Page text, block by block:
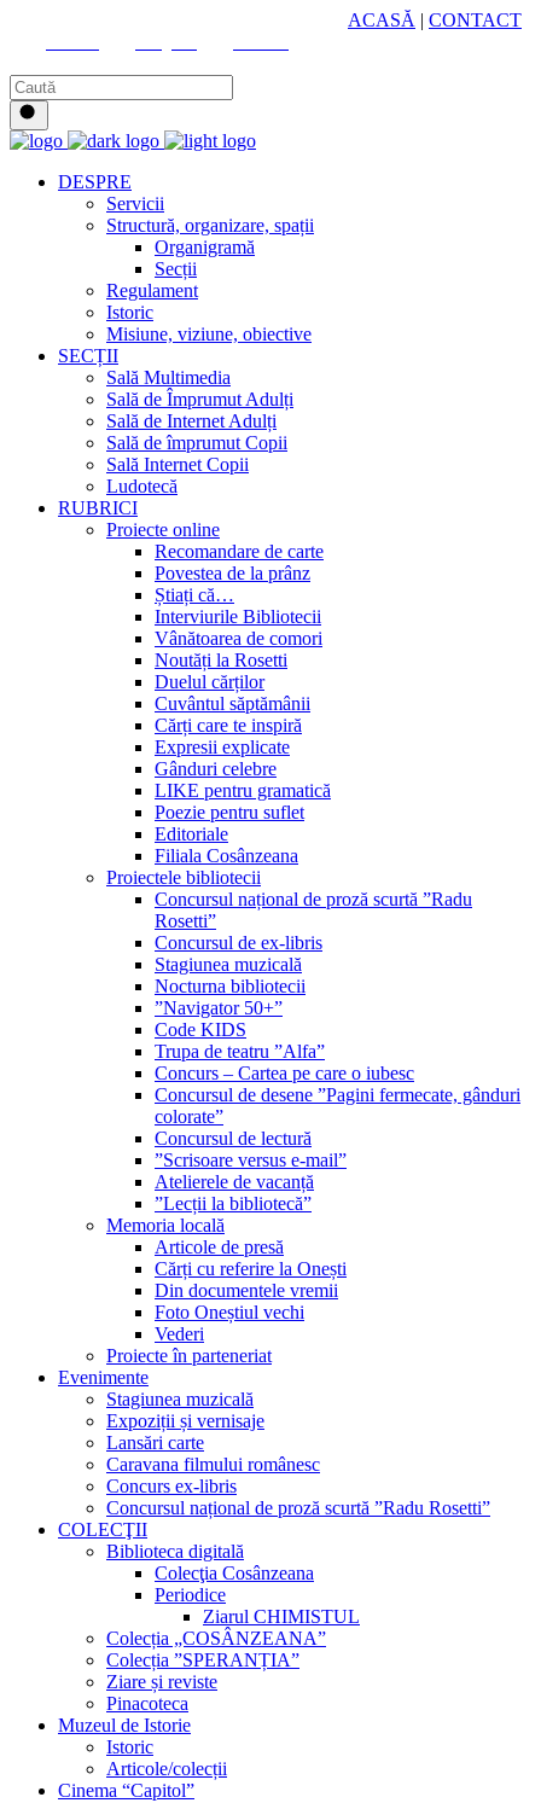
ACASĂ | CONTACT
DESPRE
Servicii
Structură, organizare, spații
Organigramă
Secții
Regulament
Istoric
Misiune, viziune, obiective
SECȚII
Sală Multimedia
Sală de Împrumut Adulți
Sală de Internet Adulți
Sală de împrumut Copii
Sală Internet Copii
Ludotecă
RUBRICI
Proiecte online
Recomandare de carte
Povestea de la prânz
Știați că…
Interviurile Bibliotecii
Vânătoarea de comori
Noutăți la Rosetti
Duelul cărților
Cuvântul săptămânii
Cărți care te inspiră
Expresii explicate
Gânduri celebre
LIKE pentru gramatică
Poezie pentru suflet
Editoriale
Filiala Cosânzeana
Proiectele bibliotecii
Concursul național de proză scurtă ”Radu
Rosetti”
Concursul de ex-libris
Stagiunea muzicală
Nocturna bibliotecii
”Navigator 50+”
Code KIDS
Trupa de teatru ”Alfa”
Concurs – Cartea pe care o iubesc
Concursul de desene ”Pagini fermecate, gânduri
colorate”
Concursul de lectură
”Scrisoare versus e-mail”
Atelierele de vacanță
”Lecții la bibliotecă”
Memoria locală
Articole de presă
Cărți cu referire la Onești
Din documentele vremii
Foto Oneștiul vechi
Vederi
Proiecte în parteneriat
Evenimente
Stagiunea muzicală
Expoziții și vernisaje
Lansări carte
Caravana filmului românesc
Concurs ex-libris
Concursul național de proză scurtă ”Radu Rosetti”
COLECŢII
Biblioteca digitală
Colecţia Cosânzeana
Periodice
Ziarul CHIMISTUL
Colecția „COSÂNZEANA”
Colecția ”SPERANȚIA”
Ziare și reviste
Pinacoteca
Muzeul de Istorie
Istoric
Articole/colecții
Cinema “Capitol”